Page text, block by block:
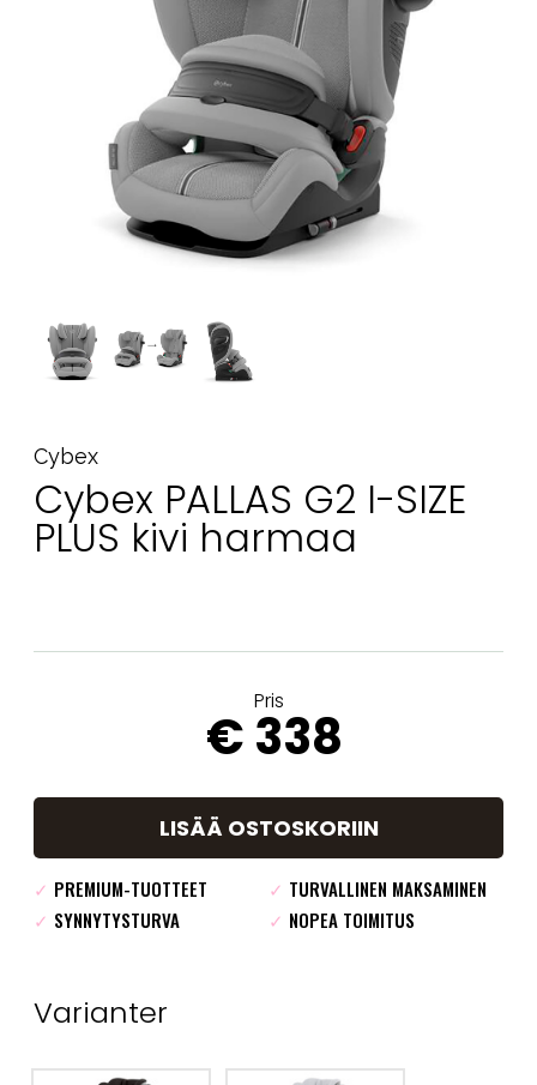
Cybex
Cybex PALLAS G2 I-SIZE
PLUS kivi harmaa
Pris
€ 338
LISÄÄ OSTOSKORIIN
✓ PREMIUM-TUOTTEET ✓ TURVALLINEN MAKSAMINEN
✓ SYNNYTYSTURVA ✓ NOPEA TOIMITUS
Varianter
Tarvikkeet
Varaosat
Kampanjat
Lahjavinkkejä
Suosikit
Tavaramerkit
Aurinko ja uinti